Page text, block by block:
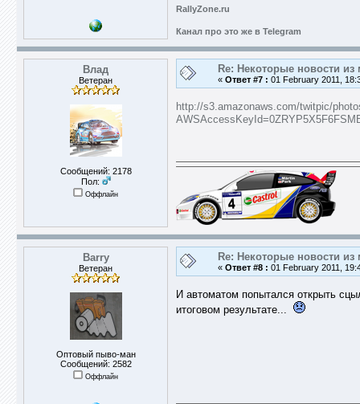
RallyZone.ru
Канал про это же в Telegram
Влад
Ветеран
Сообщений: 2178
Пол:
Оффлайн
Re: Некоторые новости
« Ответ #7 : 01 February 2011,
http://s3.amazonaws.com/twitpic/
Barry
Ветеран
Оптовый пыво-ман
Сообщений: 2582
Оффлайн
Re: Некоторые новости
« Ответ #8 : 01 February 2011,
И автоматом попытался открыть
итоговом результате...